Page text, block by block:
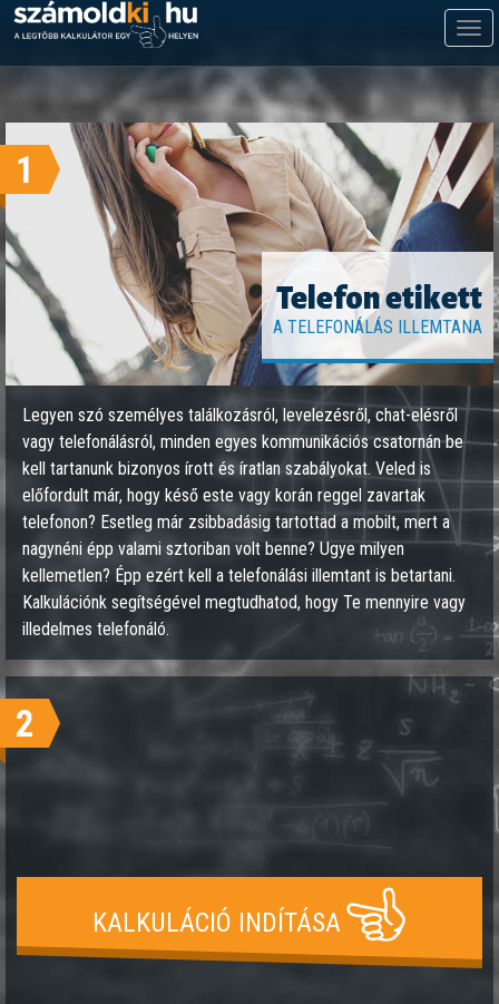
1
Telefon etikett
A TELEFONÁLÁS ILLEMTANA
Legyen szó személyes találkozásról, levelezésről, chat-elésről
vagy telefonálásról, minden egyes kommunikációs csatornán be
kell tartanunk bizonyos írott és íratlan szabályokat. Veled is
előfordult már, hogy késő este vagy korán reggel zavartak
telefonon? Esetleg már zsibbadásig tartottad a mobilt, mert a
nagynéni épp valami sztoriban volt benne? Ugye milyen
kellemetlen? Épp ezért kell a telefonálási illemtant is betartani.
Kalkulációnk segítségével megtudhatod, hogy Te mennyire vagy
illedelmes telefonáló.
2
KALKULÁCIÓ INDÍTÁSA